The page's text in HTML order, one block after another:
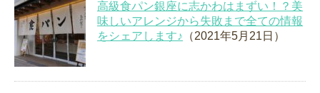
高級食パン銀座に志かわはまずい！？美
味しいアレンジから失敗まで全ての情報
をシェアします♪ （2021年5月21日）